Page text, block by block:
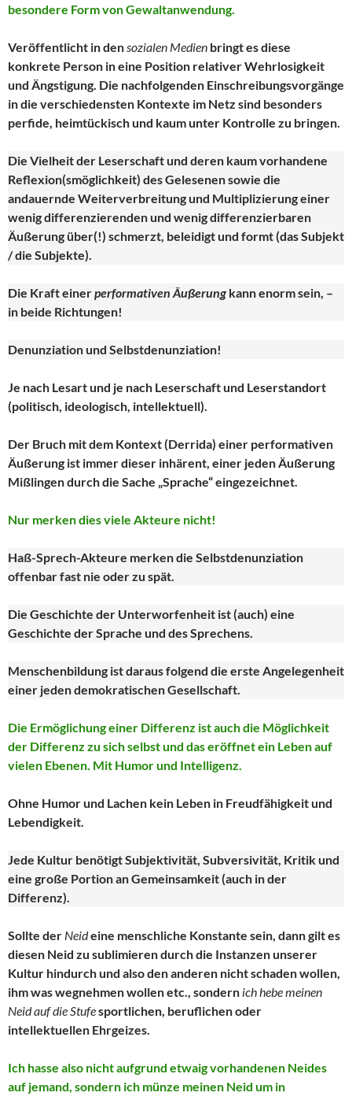
besondere Form von Gewaltanwendung.
Veröffentlicht in densozialen Medien bringt es diese
konkrete Person in eine Position relativer Wehrlosigkeit
und Ängstigung. Die nachfolgenden Einschreibungsvorgänge
in die verschiedensten Kontexte im Netz sind besonders
perfide, heimtückisch und kaum unter Kontrolle zu bringen.
Die Vielheit der Leserschaft und deren kaum vorhandene
Reflexion(smöglichkeit) des Gelesenen sowie die
andauernde Weiterverbreitung und Multiplizierung einer
wenig differenzierenden und wenig differenzierbaren
Äußerung über(!) schmerzt, beleidigt und formt (das Subjekt
/ die Subjekte).
Die Kraft einerperformativen Äußerung kann enorm sein, –
in beide Richtungen!
Denunziation und Selbstdenunziation!
Je nach Lesart und je nach Leserschaft und Leserstandort
(politisch, ideologisch, intellektuell).
Der Bruch mit dem Kontext (Derrida) einer performativen
Äußerung ist immer dieser inhärent, einer jeden Äußerung
Mißlingen durch die Sache „Sprache“ eingezeichnet.
Nur merken dies viele Akteure nicht!
Haß-Sprech-Akteure merken die Selbstdenunziation
offenbar fast nie oder zu spät.
Die Geschichte der Unterworfenheit ist (auch) eine
Geschichte der Sprache und des Sprechens.
Menschenbildung ist daraus folgend die erste Angelegenheit
einer jeden demokratischen Gesellschaft.
Die Ermöglichung einer Differenz ist auch die Möglichkeit
der Differenz zu sich selbst und das eröffnet ein Leben auf
vielen Ebenen. Mit Humor und Intelligenz.
Ohne Humor und Lachen kein Leben in Freudfähigkeit und
Lebendigkeit.
Jede Kultur benötigt Subjektivität, Subversivität, Kritik und
eine große Portion an Gemeinsamkeit (auch in der
Differenz).
Sollte der Neideine menschliche Konstante sein, dann gilt es
diesen Neid zu sublimieren durch die Instanzen unserer
Kultur hindurch und also den anderen nicht schaden wollen,
ihm was wegnehmen wollen etc., sondern ich hebe meinen
Neid auf die Stufesportlichen, beruflichen oder
intellektuellen Ehrgeizes.
Ich hasse also nicht aufgrund etwaig vorhandenen Neides
auf jemand, sondern ich münze meinen Neid um in